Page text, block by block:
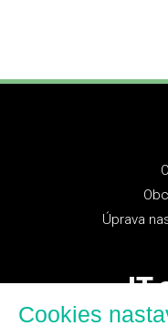
Úprava
IT
Cookies